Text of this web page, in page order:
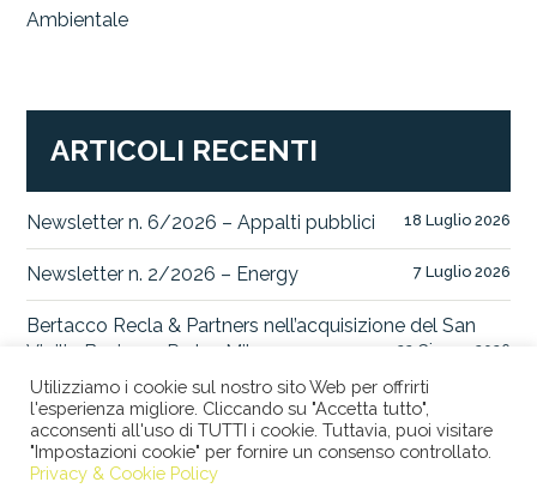
Ambientale
ARTICOLI RECENTI
Newsletter n. 6/2026 – Appalti pubblici 18 Luglio 2026
Newsletter n. 2/2026 – Energy 7 Luglio 2026
Bertacco Recla & Partners nell’acquisizione del San
Vigilio Business Park a Milano
22 Giugno 2026
© 2026 STUDIO LEGALE BERTACCO RECLA & PARTNERS •
VIA SAN CLEMENTE, 1 • 20122 MILANO • TEL +39 02
Utilizziamo i cookie sul nostro sito Web per offrirti
l'esperienza migliore. Cliccando su "Accetta tutto",
acconsenti all'uso di TUTTI i cookie. Tuttavia, puoi visitare
"Impostazioni cookie" per fornire un consenso controllato.
Privacy & Cookie Policy